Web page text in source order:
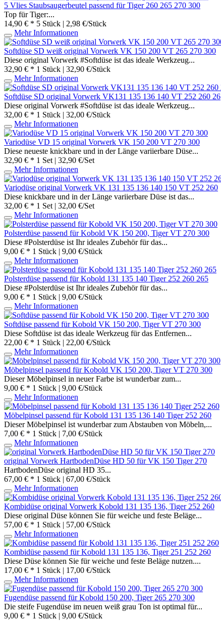
5 Vlies Staubsaugerbeutel passend für Tiger 260 265 270 300
Top für Tiger:...
14,90 € * 5 Stück | 2,98 €/Stück
Mehr Informationen
Softdüse SD weiß original Vorwerk VK 150 200 VT 265 270 300
Diese original Vorwerk #Softdüse ist das ideale Werkzeug...
32,90 € * 1 Stück | 32,90 €/Stück
Mehr Informationen
Softdüse SD original Vorwerk VK131 135 136 140 VT 252 260 26
Diese original Vorwerk #Softdüse ist das ideale Werkzeug...
32,00 € * 1 Stück | 32,00 €/Stück
Mehr Informationen
Variodüse VD 15 original Vorwerk VK 150 200 VT 270 300
Diese neueste knickbare und in der Länge variierbare Düse...
32,90 € * 1 Set | 32,90 €/Set
Mehr Informationen
Variodüse original Vorwerk VK 131 135 136 140 150 VT 252 260
Diese knickbare und in der Länge variierbare Düse ist das...
32,00 € * 1 Set | 32,00 €/Set
Mehr Informationen
Polsterdüse passend für Kobold VK 150 200, Tiger VT 270 300
Diese #Polsterdüse ist Ihr ideales Zubehör für das...
9,00 € * 1 Stück | 9,00 €/Stück
Mehr Informationen
Polsterdüse passend für Kobold 131 135 140 Tiger 252 260 265
Diese #Polsterdüse ist Ihr ideales Zubehör für das...
9,00 € * 1 Stück | 9,00 €/Stück
Mehr Informationen
Softdüse passend für Kobold VK 150 200, Tiger VT 270 300
Diese Softdüse ist das ideale Werkzeug für das Entfernen...
22,00 € * 1 Stück | 22,00 €/Stück
Mehr Informationen
Möbelpinsel passend für Kobold VK 150 200, Tiger VT 270 300
Dieser Möbelpinsel in neuer Farbe ist wunderbar zum...
9,00 € * 1 Stück | 9,00 €/Stück
Mehr Informationen
Möbelpinsel passend für Kobold 131 135 136 140 Tiger 252 260
Dieser Möbelpinsel ist wunderbar zum Abstauben von Möbeln,...
7,00 € * 1 Stück | 7,00 €/Stück
Mehr Informationen
original Vorwerk HartbodenDüse HD 50 für VK 150 Tiger 270
HartbodenDüse original HD 35...
67,00 € * 1 Stück | 67,00 €/Stück
Mehr Informationen
Kombidüse original Vorwerk Kobold 131 135 136, Tiger 252 260
Diese original Düse können Sie für weiche und feste Beläge...
57,00 € * 1 Stück | 57,00 €/Stück
Mehr Informationen
Kombidüse passend für Kobold 131 135 136, Tiger 251 252 260
Diese Düse können Sie für weiche und feste Beläge nutzen....
17,00 € * 1 Stück | 17,00 €/Stück
Mehr Informationen
Fugendüse passend für Kobold 150 200, Tiger 265 270 300
Die steife Fugendüse im neuen weiß grau Ton ist optimal für...
9,00 € * 1 Stück | 9,00 €/Stück